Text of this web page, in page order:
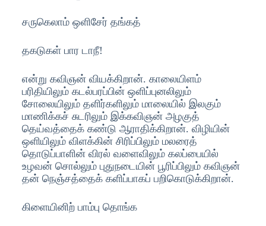
சருகெலாம் ஒளிசேர் தங்கத்
தகடுகள் பார டாநீ!
என்று கவிஞன் வியக்கிறான். காலையிளம்
பரிதியிலும் கடல்பரப்பின் ஒளிப்புனலிலும்
சோலையிலும் தளிர்களிலும் மாலையில் இலகும்
மாணிக்கச் சுடரிலும் இக்கவிஞன் அழகுத்
தெய்வத்தைக் கண்டு ஆராதிக்கிறான். விழியின்
ஒளியிலும் விளக்கின் சிரிப்பிலும் மலரைத்
தொடுப்பாளின் விரல் வளைவிலும் கலப்பையில்
உழவன் சொல்லும் புதுநடையின் பூரிப்பிலும் கவிஞன்
தன் நெஞ்சத்தைக் களிப்பாகப் பறிகொடுக்கிறான்.
கிளையினிற் பாம்பு தொங்க